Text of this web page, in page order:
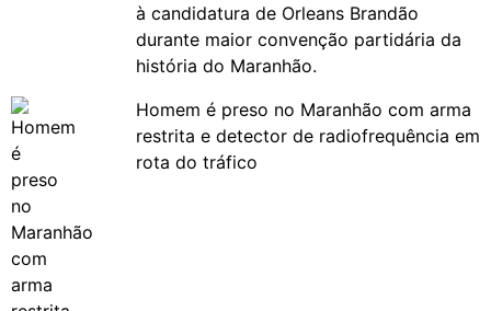
à candidatura de Orleans Brandão
durante maior convenção partidária da
história do Maranhão.
Homem é preso no Maranhão com arma
restrita e detector de radiofrequência em
rota do tráfico